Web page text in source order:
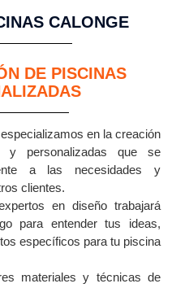
CALONGE
DE PISCINAS
en la creación
y personalizadas que se
a las necesidades y
clientes.
en diseño trabajará
para entender tus ideas,
específicos para tu piscina
materiales y técnicas de